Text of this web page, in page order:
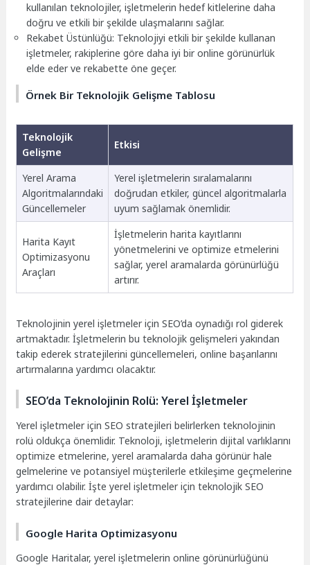
kullanılan teknolojiler, işletmelerin hedef kitlelerine daha
doğru ve etkili bir şekilde ulaşmalarını sağlar.
Rekabet Üstünlüğü: Teknolojiyi etkili bir şekilde kullanan
işletmeler, rakiplerine göre daha iyi bir online görünürlük
elde eder ve rekabette öne geçer.
Örnek Bir Teknolojik Gelişme Tablosu
Teknolojik
Gelişme
Etkisi
Yerel Arama
Algoritmalarındaki
Güncellemeler
Yerel işletmelerin sıralamalarını
doğrudan etkiler, güncel algoritmalarla
uyum sağlamak önemlidir.
Harita Kayıt
Optimizasyonu
Araçları
İşletmelerin harita kayıtlarını
yönetmelerini ve optimize etmelerini
sağlar, yerel aramalarda görünürlüğü
artırır.
Teknolojinin yerel işletmeler için SEO’da oynadığı rol giderek
artmaktadır. İşletmelerin bu teknolojik gelişmeleri yakından
takip ederek stratejilerini güncellemeleri, online başarılarını
artırmalarına yardımcı olacaktır.
SEO’da Teknolojinin Rolü: Yerel İşletmeler
Yerel işletmeler için SEO stratejileri belirlerken teknolojinin
rolü oldukça önemlidir. Teknoloji, işletmelerin dijital varlıklarını
optimize etmelerine, yerel aramalarda daha görünür hale
gelmelerine ve potansiyel müşterilerle etkileşime geçmelerine
yardımcı olabilir. İşte yerel işletmeler için teknolojik SEO
stratejilerine dair detaylar:
Google Harita Optimizasyonu
Google Haritalar, yerel işletmelerin online görünürlüğünü